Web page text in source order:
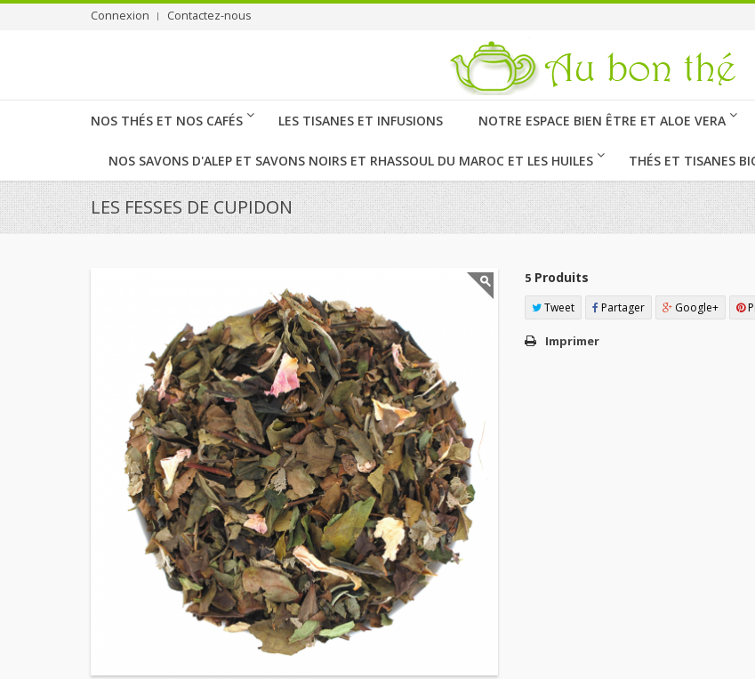
Connexion Contactez-nous
NOS THÉS ET NOS CAFÉS LES TISANES ET INFUSIONS NOTRE ESPACE BIEN ÊTRE ET ALOE VERA
NOS SAVONS D'ALEP ET SAVONS NOIRS ET RHASSOUL DU MAROC ET LES HUILES THÉS ET TISANES
LES FESSES DE CUPIDON
5 Produits
Tweet Partager Google+
Imprimer